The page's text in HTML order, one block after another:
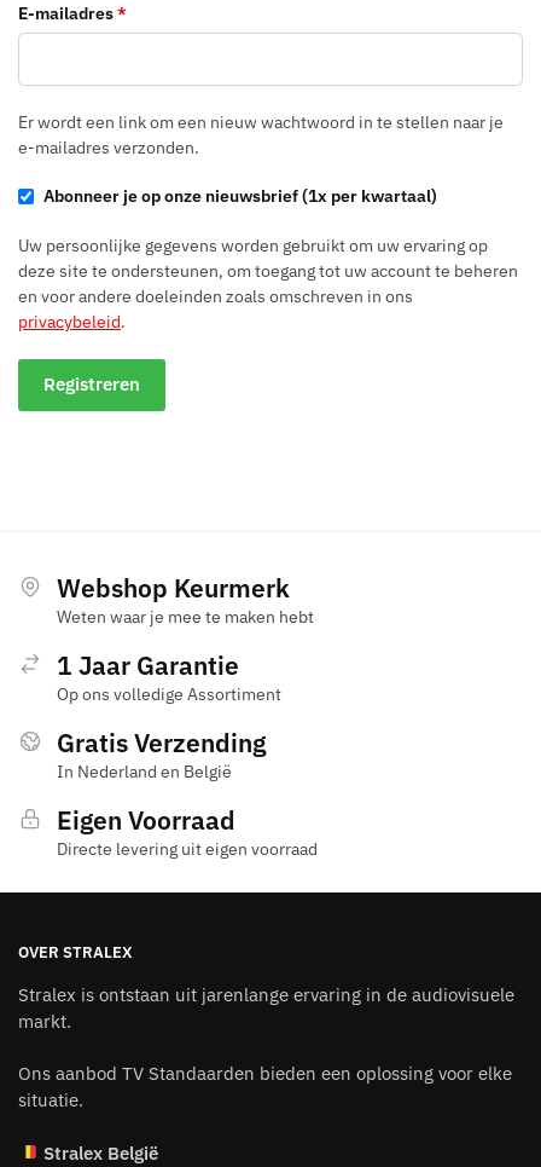
E-mailadres*Vereist
Er wordt een link om een nieuw wachtwoord in te stellen naar je
e-mailadres verzonden.
Abonneer je op onze nieuwsbrief (1x per kwartaal)
Uw persoonlijke gegevens worden gebruikt om uw ervaring op
deze site te ondersteunen, om toegang tot uw account te beheren
en voor andere doeleinden zoals omschreven in ons
privacybeleid.
Registreren
Webshop Keurmerk
Weten waar je mee te maken hebt
1 Jaar Garantie
Op ons volledige Assortiment
Gratis Verzending
In Nederland en België
Eigen Voorraad
Directe levering uit eigen voorraad
OVER STRALEX
Stralex is ontstaan uit jarenlange ervaring in de audiovisuele
markt.
Ons aanbod TV Standaarden bieden een oplossing voor elke
situatie.
Stralex België